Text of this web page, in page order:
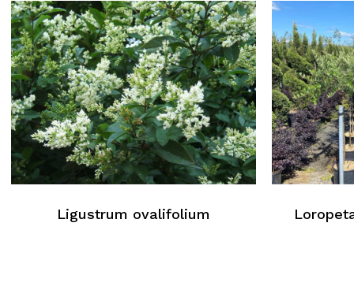
Ligustrum ovalifolium